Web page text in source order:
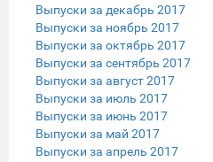
Выпуски за декабрь 2017
Выпуски за ноябрь 2017
Выпуски за октябрь 2017
Выпуски за сентябрь 2017
Выпуски за август 2017
Выпуски за июль 2017
Выпуски за июнь 2017
Выпуски за май 2017
Выпуски за апрель 2017